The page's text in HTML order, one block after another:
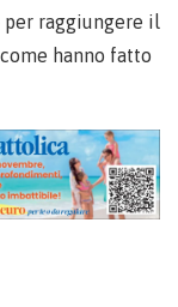
per raggiungere il
hanno fatto